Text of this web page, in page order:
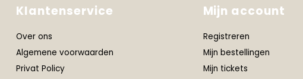
Klantenservice
Over ons
Algemene voorwaarden
Privat Policy
Mijn account
Registreren
Mijn bestellingen
Mijn tickets